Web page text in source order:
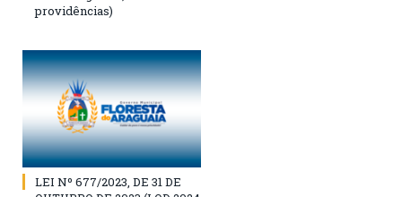
providências)
LEI Nº 677/2023, DE 31 DE